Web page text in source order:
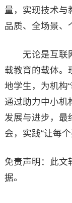
量，实现技术与
品质、全场景、
无论是互联网
载教育的载体。
地学生，为机构
通过助力中小机
发展与进步，最
会，实践“让每
免责声明：此文
据。